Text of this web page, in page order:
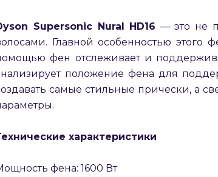
Supersonic Nural HD16 — это не
Главной особенностью этого
фен отслеживает и
положение фена для
самые стильные прически, а
характеристики
фена: 1600 Вт
недели